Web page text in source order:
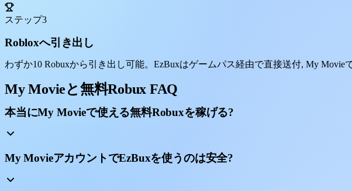
ステップ3
Robloxへ引き出し
わずか10 Robuxから引き出し可能。EzBuxはゲームパス経由で直接送付, My Movie
My Movieと無料Robux FAQ
本当にMy Movieで使える無料Robuxを稼げる?
My MovieアカウントでEzBuxを使うのは安全?